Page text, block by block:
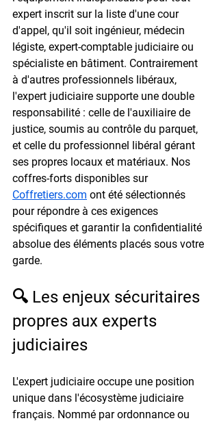
expert inscrit sur la liste d'une cour
d'appel, qu'il soit ingénieur, médecin
légiste, expert-comptable judiciaire ou
spécialiste en bâtiment. Contrairement
à d'autres professionnels libéraux,
l'expert judiciaire supporte une double
responsabilité : celle de l'auxiliaire de
justice, soumis au contrôle du parquet,
et celle du professionnel libéral gérant
ses propres locaux et matériaux. Nos
coffres-forts disponibles sur
Coffretiers.com ont été sélectionnés
pour répondre à ces exigences
spécifiques et garantir la confidentialité
absolue des éléments placés sous votre
garde.
🔍 Les enjeux sécuritaires
propres aux experts
judiciaires
L'expert judiciaire occupe une position
unique dans l'écosystème judiciaire
français. Nommé par ordonnance ou